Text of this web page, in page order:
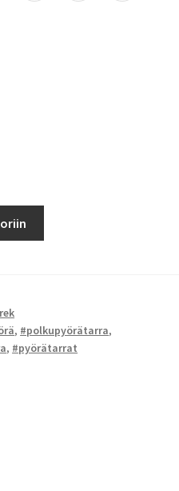
, #polkupyörätarra,
, #pyörätarrat